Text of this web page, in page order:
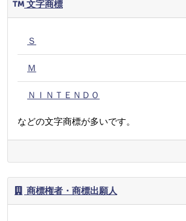
文字商標
Ｓ
Ｍ
ＮＩＮＴＥＮＤＯ
などの文字商標が多いです。
商標権者・商標出願人